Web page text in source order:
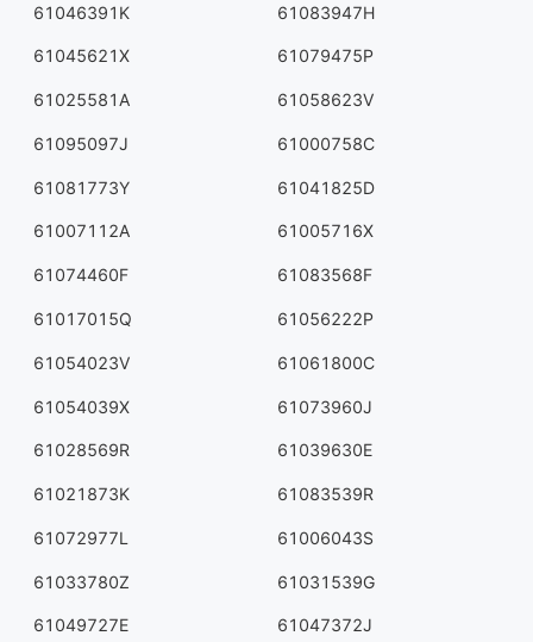
61046391K 61083947H
61045621X 61079475P
61025581A 61058623V
61095097J 61000758C
61081773Y 61041825D
61007112A 61005716X
61074460F 61083568F
61017015Q 61056222P
61054023V 61061800C
61054039X 61073960J
61028569R 61039630E
61021873K 61083539R
61072977L 61006043S
61033780Z 61031539G
61049727E 61047372J